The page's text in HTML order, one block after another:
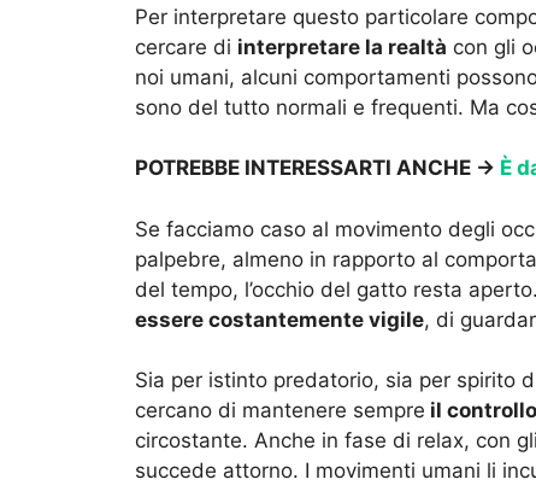
Per interpretare questo particolare
cercare di interpretare la realtà con gli
noi umani, alcuni comportamenti
sono del tutto normali e frequenti. Ma
POTREBBE INTERESSARTI ANCHE → È
Se facciamo caso al movimento degli
palpebre, almeno in rapporto al
del tempo, l’occhio del gatto resta
essere costantemente vigile, di
Sia per istinto predatorio, sia per spirito
cercano di mantenere sempre il
circostante. Anche in fase di relax, con
succede attorno. I movimenti umani li